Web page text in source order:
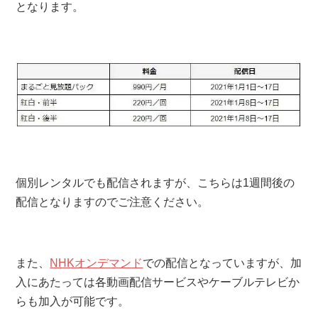
となります。
個別レンタルでも配信されますが、こちらは1週間後の
配信となりますのでご注意ください。
また、 NHKオンデマンドでの配信となっていますが、加
入にあたっては各動画配信サービスやケーブルテレビか
らも加入が可能です。